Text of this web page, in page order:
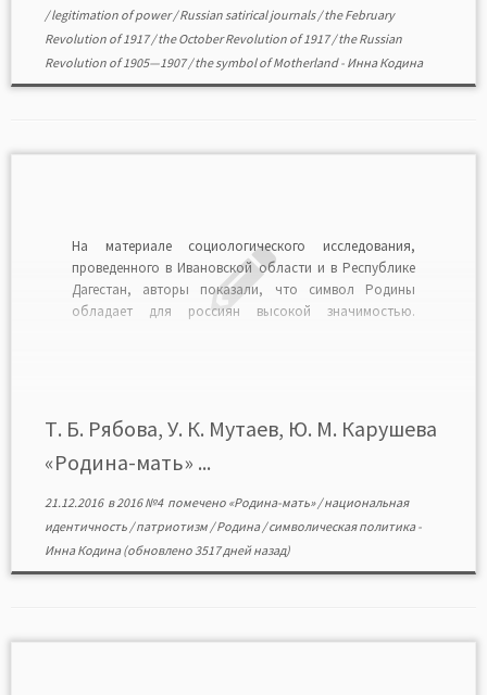
/legitimation of power/Russian satirical journals/the February
Revolution of 1917/the October Revolution of 1917/the Russian
Revolution of 1905—1907/the symbol of Motherland- Инна Кодина
На материале социологического исследования,
проведенного в Ивановской области и в Республике
Дагестан, авторы показали, что символ Родины
обладает для россиян высокой значимостью.
договорных отношений гражданина с […]
Т. Б. Рябова, У. К. Мутаев, Ю. М. Карушева
«Родина-мать» ...
21.12.2016в2016 №4 помечено «Родина-мать»/национальная
идентичность /патриотизм /Родина/символическая политика-
Инна Кодина(обновлено 3517 дней назад)